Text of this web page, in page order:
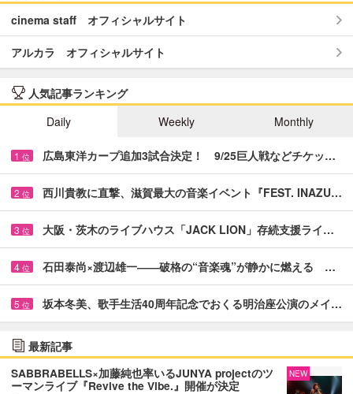
cinema staff オフィシャルサイト
アルカラ オフィシャルサイト
人気記事ランキング
Daily
Weekly Monthly
1 位 広島東洋カープ追加3試合決定！ 9/25巨人戦などチケッ…
2 位 西川貴教に直撃、滋賀最大の音楽イベント『FEST. INAZU…
3 位 大阪・茨木のライブハウス「JACK LION」存続支援ライ…
4 位 石田泰尚×渡辺雄一――破格の“音楽魂”が静かに燃える …
5 位 坂本冬美、歌手生活40周年記念でおくる明治座公演のメイ…
最新記事
SABBRABELLS×加藤純也率いるJUNYA projectのツ
ーマンライブ『Revive the Vibe.』開催が決定
NEW